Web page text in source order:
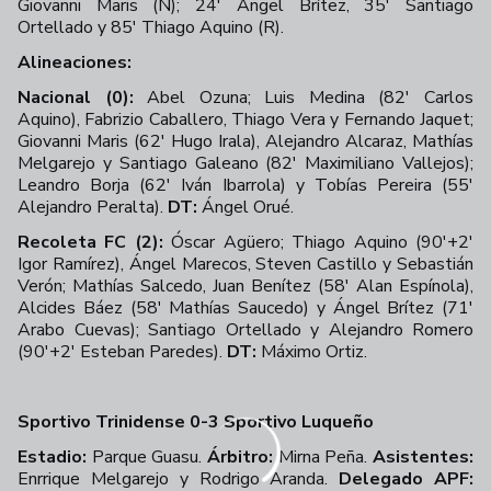
Giovanni Maris (N); 24' Ángel Brítez, 35' Santiago
Ortellado y 85' Thiago Aquino (R).
Alineaciones:
Nacional (0): Abel Ozuna; Luis Medina (82' Carlos
Aquino), Fabrizio Caballero, Thiago Vera y Fernando Jaquet;
Giovanni Maris (62' Hugo Irala), Alejandro Alcaraz, Mathías
Melgarejo y Santiago Galeano (82' Maximiliano Vallejos);
Leandro Borja (62' Iván Ibarrola) y Tobías Pereira (55'
Alejandro Peralta). DT: Ángel Orué.
Recoleta FC (2): Óscar Agüero; Thiago Aquino (90'+2'
Igor Ramírez), Ángel Marecos, Steven Castillo y Sebastián
Verón; Mathías Salcedo, Juan Benítez (58' Alan Espínola),
Alcides Báez (58' Mathías Saucedo) y Ángel Brítez (71'
Arabo Cuevas); Santiago Ortellado y Alejandro Romero
(90'+2' Esteban Paredes). DT: Máximo Ortiz.
Sportivo Trinidense 0-3 Sportivo Luqueño
Estadio: Parque Guasu. Árbitro:Mirna Peña. Asistentes:
Enrrique Melgarejo y Rodrigo Aranda. Delegado APF: